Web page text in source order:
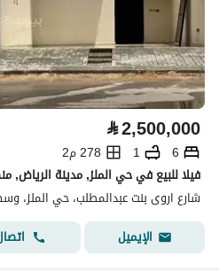
⃁2,500,000
6
1
278 م2
فيلا للبيع في حي الملز, مدينة الرياض,
شارع اروى بنت عبدالمطلب، حي الملز،
الإيميل